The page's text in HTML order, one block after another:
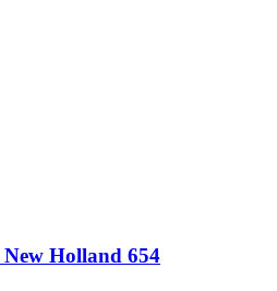
Holland 654